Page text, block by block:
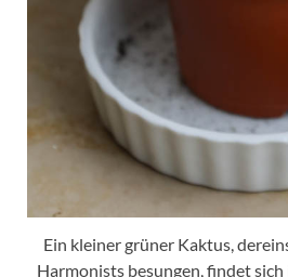
Ein kleiner grüner Kaktus,
Harmonists besungen, findet